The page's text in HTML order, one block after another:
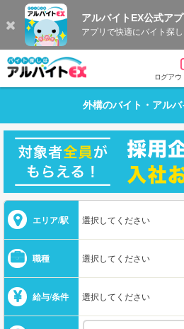
アルバイトEX公式アプ
アプリで快適にバイト探し
ログアウ
外構のバイト・アル
エリア/駅 選択してください
職種 選択してください
給与/条件 選択してください